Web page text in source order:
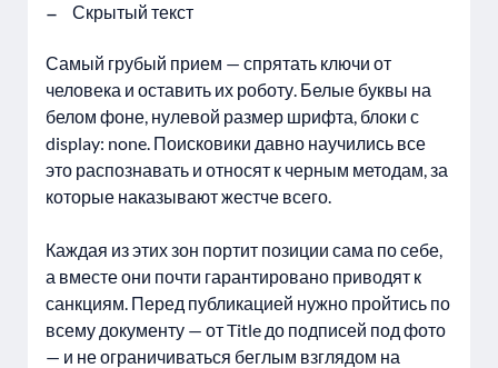
Скрытый текст
Самый грубый прием — спрятать ключи от
человека и оставить их роботу. Белые буквы на
белом фоне, нулевой размер шрифта, блоки с
display: none. Поисковики давно научились все
это распознавать и относят к черным методам, за
которые наказывают жестче всего.
Каждая из этих зон портит позиции сама по себе,
а вместе они почти гарантировано приводят к
санкциям. Перед публикацией нужно пройтись по
всему документу — от Title до подписей под фото
— и не ограничиваться беглым взглядом на